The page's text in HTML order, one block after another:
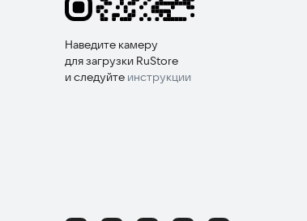
Наведите камеру
для загрузки RuStore
и следуйте инструкции